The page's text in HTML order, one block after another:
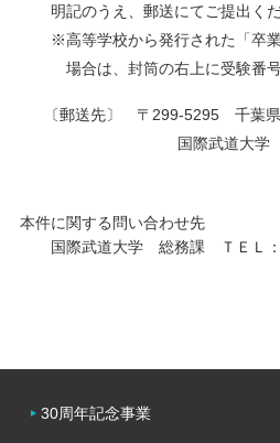
明記のうえ、郵送にてご提出くだ
※高等学校から発行された「卒
場合は、封筒の右上に受験番
〔郵送先〕 〒299-5295 千葉
国際武道大
本件に関する問い合わせ先
国際武道大学 総務課 ＴＥＬ：
30周年記念事業